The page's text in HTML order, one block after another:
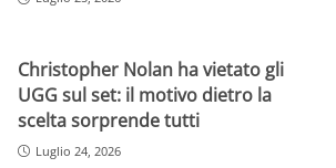
Christopher Nolan ha vietato gli
UGG sul set: il motivo dietro la
scelta sorprende tutti
Luglio 24, 2026